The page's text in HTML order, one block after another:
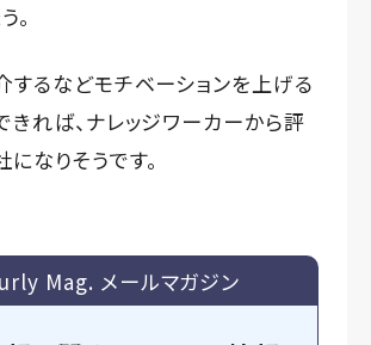
。
するなどモチベーションを上げる
れば、ナレッジワーカーから評
なりそうです。
Mag. メールマガジン